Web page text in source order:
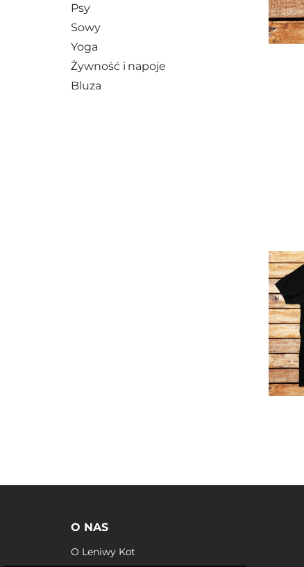
Psy
Sowy
Yoga
Żywność i napoje
Bluza
O NAS
O Leniwy Kot